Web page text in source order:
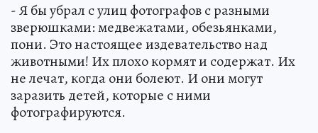
- Я бы убрал с улиц фотографов с разными
зверюшками: медвежатами, обезьянками,
пони. Это настоящее издевательство над
животными! Их плохо кормят и содержат. Их
не лечат, когда они болеют. И они могут
заразить детей, которые с ними
фотографируются.